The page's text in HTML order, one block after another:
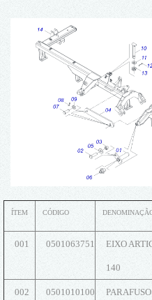
ÍTEM CÓDIGO
001 0501063751 EIXO
140
002 0501010100